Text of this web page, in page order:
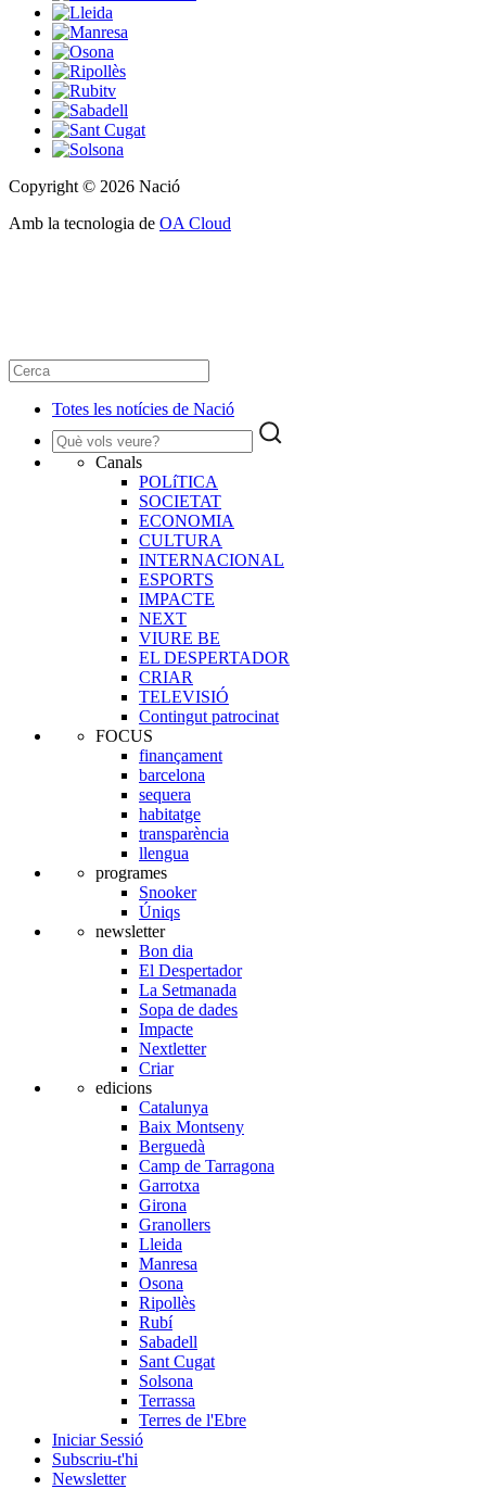
Copyright © 2026 Nació
Amb la tecnologia de OA Cloud
Totes les notícies de Nació
Canals
POLíTICA
SOCIETAT
ECONOMIA
CULTURA
INTERNACIONAL
ESPORTS
IMPACTE
NEXT
VIURE BE
EL DESPERTADOR
CRIAR
TELEVISIÓ
Contingut patrocinat
FOCUS
finançament
barcelona
sequera
habitatge
transparència
llengua
programes
Snooker
Úniqs
newsletter
Bon dia
El Despertador
La Setmanada
Sopa de dades
Impacte
Nextletter
Criar
edicions
Catalunya
Baix Montseny
Berguedà
Camp de Tarragona
Garrotxa
Girona
Granollers
Lleida
Manresa
Osona
Ripollès
Rubí
Sabadell
Sant Cugat
Solsona
Terrassa
Terres de l'Ebre
Iniciar Sessió
Subscriu-t'hi
Newsletter